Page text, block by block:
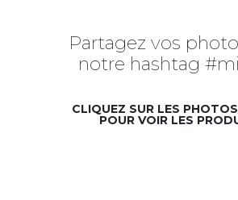
Partagez vos
notre hashtag
CLIQUEZ SUR LES
POUR VOIR LES